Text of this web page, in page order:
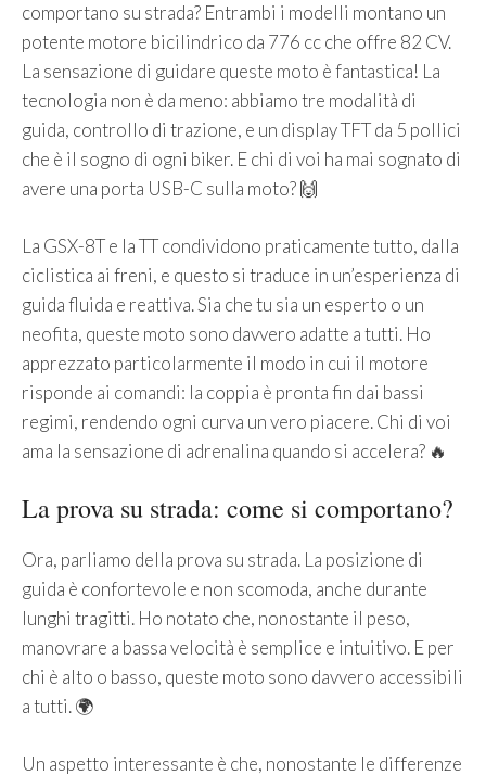
comportano su strada? Entrambi i modelli montano un
potente motore bicilindrico da 776 cc che offre 82 CV.
La sensazione di guidare queste moto è fantastica! La
tecnologia non è da meno: abbiamo tre modalità di
guida, controllo di trazione, e un display TFT da 5 pollici
che è il sogno di ogni biker. E chi di voi ha mai sognato di
avere una porta USB-C sulla moto? 🙌
La GSX-8T e la TT condividono praticamente tutto, dalla
ciclistica ai freni, e questo si traduce in un’esperienza di
guida fluida e reattiva. Sia che tu sia un esperto o un
neofita, queste moto sono davvero adatte a tutti. Ho
apprezzato particolarmente il modo in cui il motore
risponde ai comandi: la coppia è pronta fin dai bassi
regimi, rendendo ogni curva un vero piacere. Chi di voi
ama la sensazione di adrenalina quando si accelera? 🔥
La prova su strada: come si comportano?
Ora, parliamo della prova su strada. La posizione di
guida è confortevole e non scomoda, anche durante
lunghi tragitti. Ho notato che, nonostante il peso,
manovrare a bassa velocità è semplice e intuitivo. E per
chi è alto o basso, queste moto sono davvero accessibili
a tutti. 🌍
Un aspetto interessante è che, nonostante le differenze